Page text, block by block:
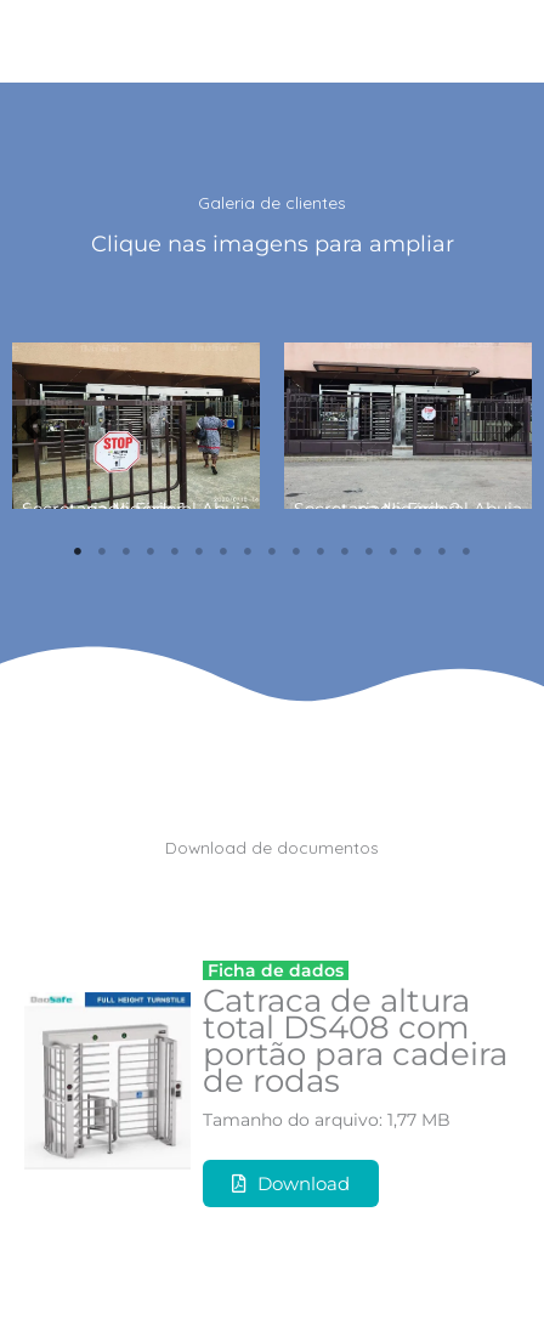
Galeria de clientes
Clique nas imagens para ampliar
Secretariado Federal Abuja na Nigéria-1 Secretariado Federal Abuja na Nigéria-2
Download de documentos
Ficha de dados
Catraca de altura
total DS408 com
portão para cadeira
de rodas
Tamanho do arquivo: 1,77 MB
Download